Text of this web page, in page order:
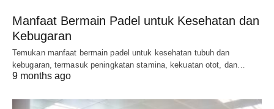
Manfaat Bermain Padel untuk Kesehatan dan
Kebugaran
Temukan manfaat bermain padel untuk kesehatan tubuh dan
kebugaran, termasuk peningkatan stamina, kekuatan otot, dan…
9 months ago